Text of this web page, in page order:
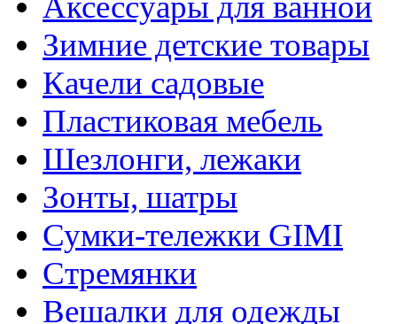
Зимние детские товары
Качели садовые
Пластиковая мебель
Шезлонги, лежаки
Зонты, шатры
Сумки-тележки GIMI
Стремянки
Вешалки для одежды